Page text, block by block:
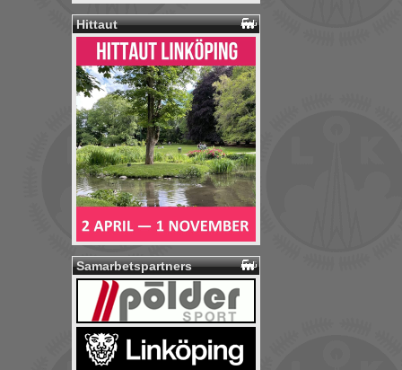
Hittaut
Samarbetspartners